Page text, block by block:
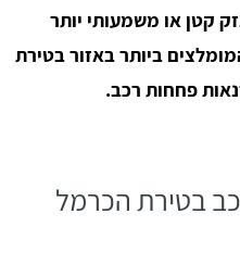
קטן או משמעותי יותר
ביותר באזור בטירת
פחחות רכב.
בטירת הכרמל